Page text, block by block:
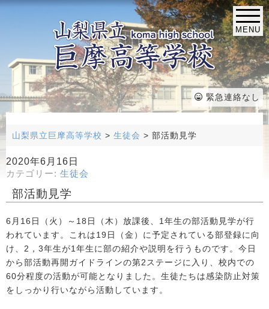
MENU
緊急連絡なし
山梨県立巨摩高等学校 > 生徒会 > 部活動見学
2020年6月16日
カテゴリー: 生徒会
部活動見学
6月16日（火）～18日（木）放課後、1年生の部活動見学が行
われています。これは19日（金）に予定されている部登録に向
け、2，3年生が1年生に部の紹介や説明を行うものです。今日
から部活動再開ガイドラインの第2ステージに入り、校内での
60分程度の活動が可能となりました。生徒たちは感染防止対策
をしっかり行いながら活動しています。